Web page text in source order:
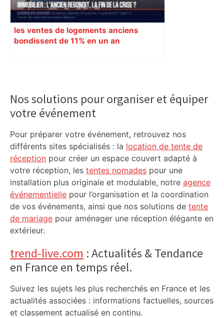
les ventes de logements anciens
bondissent de 11% en un an
Sidebar
Nos solutions pour organiser et équiper
votre événement
Pour préparer votre événement, retrouvez nos
différents sites spécialisés : la location de tente de
réception pour créer un espace couvert adapté à
votre réception, les tentes nomades pour une
installation plus originale et modulable, notre agence
événementielle pour l’organisation et la coordination
de vos événements, ainsi que nos solutions de tente
de mariage pour aménager une réception élégante en
extérieur.
trend-live.com : Actualités & Tendance
en France en temps réel.
Suivez les sujets les plus recherchés en France et les
actualités associées : informations factuelles, sources
et classement actualisé en continu.